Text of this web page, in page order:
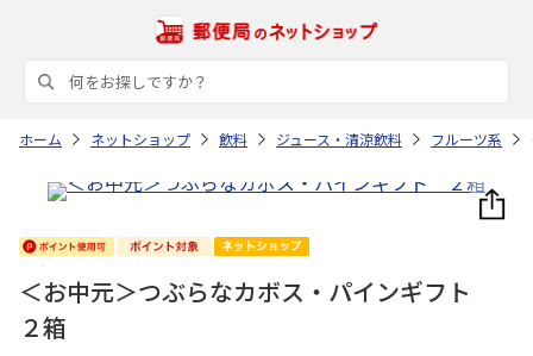
ホーム ネットショップ 飲料 ジュース・清涼飲料 フルーツ系
＜お中元＞つぶらなカボス・パインギフト
２箱